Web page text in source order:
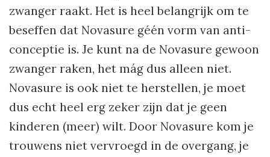
zwanger raakt. Het is heel belangrijk om te
beseffen dat Novasure géén vorm van anti-
conceptie is. Je kunt na de Novasure gewoon
zwanger raken, het mág dus alleen niet.
Novasure is ook niet te herstellen, je moet
dus echt heel erg zeker zijn dat je geen
kinderen (meer) wilt. Door Novasure kom je
trouwens niet vervroegd in de overgang, je